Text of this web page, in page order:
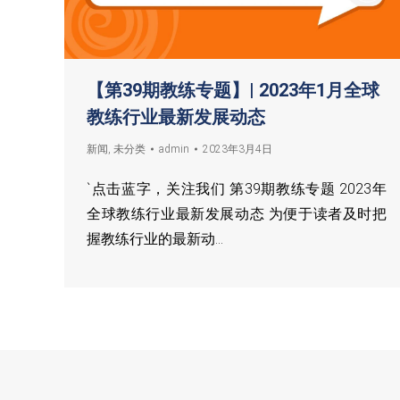
【第39期教练专题】| 2023年1月全球
教练行业最新发展动态
新闻, 未分类 admin 2023年3月4日
`点击蓝字，关注我们 第39期教练专题 2023年
全球教练行业最新发展动态 为便于读者及时把
握教练行业的最新动…